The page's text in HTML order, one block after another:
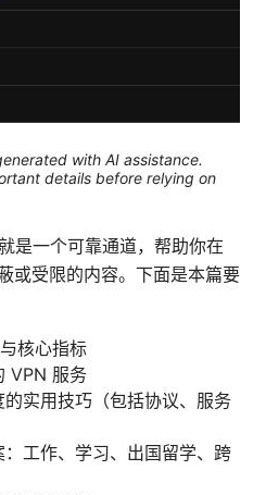
with AI assistance.
details before relying on
是一个可靠通道，帮助你在
或受限的内容。下面是本篇要
核心指标
VPN 服务
实用技巧（包括协议、服务
工作、学习、出国留学、跨